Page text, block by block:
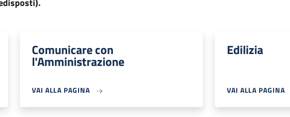
Comunicare con
l'Amministrazione
VAI ALLA PAGINA
Edilizia
VAI ALLA PAGINA